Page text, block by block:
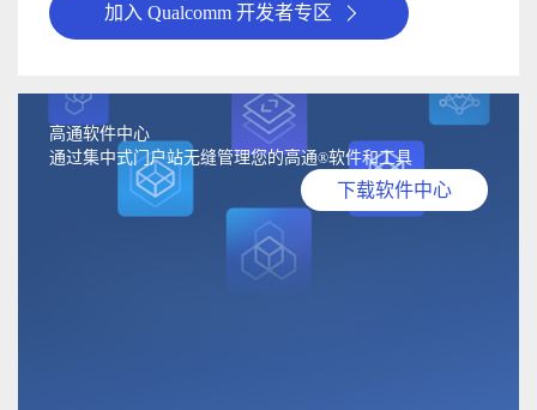
加入 Qualcomm 开发者专区
高通软件中心
通过集中式门户站无缝管理您的高通®软件和工具
下载软件中心